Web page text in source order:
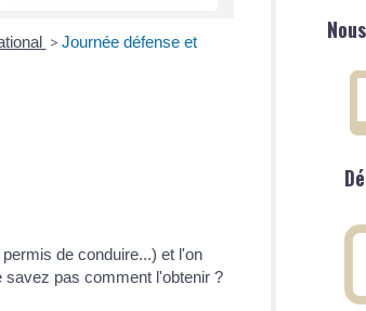
> Journée défense et
de conduire...) et l'on
savez pas comment l'obtenir ?